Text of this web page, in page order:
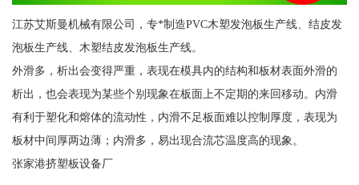
江苏艾斯曼机械有限公司，专*制造PVC木塑发泡板生产线、结皮发
泡板生产线、木塑结皮发泡板生产线。
外滑多，析出会变得严重，表现在模具内的结构和板材表面外滑的
析出，也会表现为某些个别现象在板面上不定期的来回移动。内滑
有利于塑化和熔体的流动性，内滑不足板面难以控制厚度，表现为
板材中间厚两边薄；内滑多，易出现合流芯温度高的现象。
张家港挤塑板设备厂